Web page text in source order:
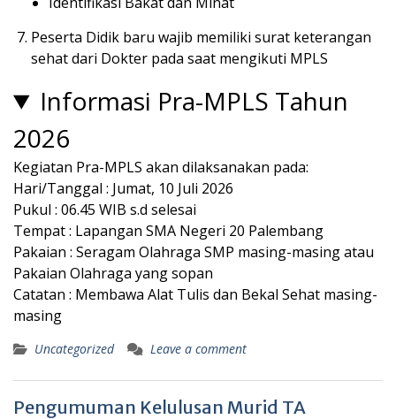
Peserta Didik baru wajib memiliki surat keterangan
sehat dari Dokter pada saat mengikuti MPLS
Informasi Pra-MPLS Tahun
2026
Kegiatan Pra-MPLS akan dilaksanakan pada:
Hari/Tanggal : Jumat, 10 Juli 2026
Pukul : 06.45 WIB s.d selesai
Tempat : Lapangan SMA Negeri 20 Palembang
Pakaian : Seragam Olahraga SMP masing-masing atau
Pakaian Olahraga yang sopan
Catatan : Membawa Alat Tulis dan Bekal Sehat masing-
masing
Uncategorized Leave a comment
Pengumuman Kelulusan Murid TA